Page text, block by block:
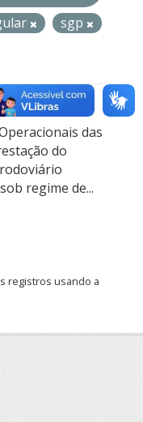
sgp
das
do
regime de...
registros usando a